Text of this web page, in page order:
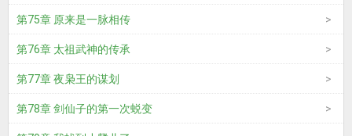
第75章 原来是一脉相传
第76章 太祖武神的传承
第77章 夜枭王的谋划
第78章 剑仙子的第一次蜕变